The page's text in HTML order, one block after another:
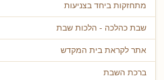
מתחזקות ביחד בצניעות
שבת כהלכה - הלכות שבת
אתר לקראת בית המקדש
ברכת השבת